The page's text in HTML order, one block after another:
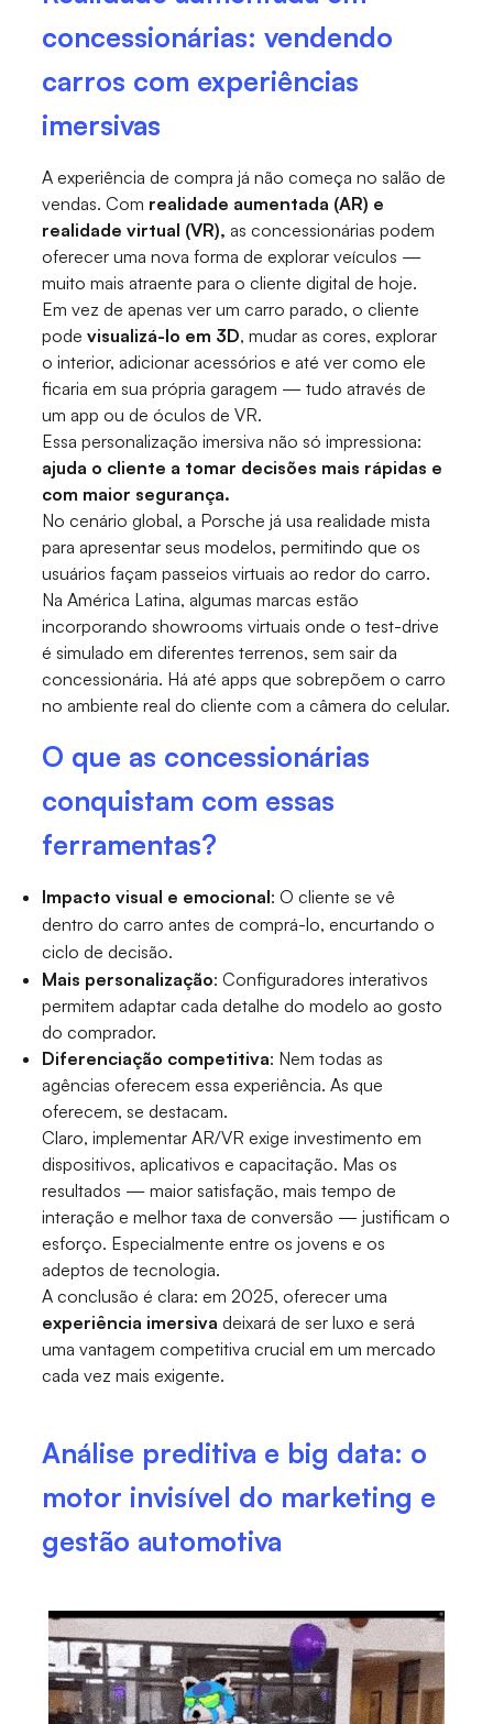
concessionárias: vendendo
carros com experiências
imersivas
A experiência de compra já não começa no salão de
vendas. Com realidade aumentada (AR) e
realidade virtual (VR), as concessionárias podem
oferecer uma nova forma de explorar veículos —
muito mais atraente para o cliente digital de hoje.
Em vez de apenas ver um carro parado, o cliente
podevisualizá-lo em 3D, mudar as cores, explorar
o interior, adicionar acessórios e até ver como ele
ficaria em sua própria garagem — tudo através de
um app ou de óculos de VR.
Essa personalização imersiva não só impressiona:
ajuda o cliente a tomar decisões mais rápidas e
com maior segurança.
No cenário global, a Porsche já usa realidade mista
para apresentar seus modelos, permitindo que os
usuários façam passeios virtuais ao redor do carro.
Na América Latina, algumas marcas estão
incorporando showrooms virtuais onde o test-drive
é simulado em diferentes terrenos, sem sair da
concessionária. Há até apps que sobrepõem o carro
no ambiente real do cliente com a câmera do celular.
O que as concessionárias
conquistam com essas
ferramentas?
Impacto visual e emocional: O cliente se vê
dentro do carro antes de comprá-lo, encurtando o
ciclo de decisão.
Mais personalização: Configuradores interativos
permitem adaptar cada detalhe do modelo ao gosto
do comprador.
Diferenciação competitiva: Nem todas as
agências oferecem essa experiência. As que
oferecem, se destacam.
Claro, implementar AR/VR exige investimento em
dispositivos, aplicativos e capacitação. Mas os
resultados — maior satisfação, mais tempo de
interação e melhor taxa de conversão — justificam o
esforço. Especialmente entre os jovens e os
adeptos de tecnologia.
A conclusão é clara: em 2025, oferecer uma
experiência imersiva deixará de ser luxo e será
uma vantagem competitiva crucial em um mercado
cada vez mais exigente.
Análise preditiva e big data: o
motor invisível do marketing e
gestão automotiva